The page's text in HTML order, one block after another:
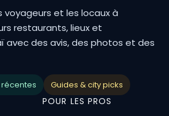
voyageurs et les locaux à
restaurants, lieux et
avec des avis, des photos et des
Guides & city picks
POUR LES PROS